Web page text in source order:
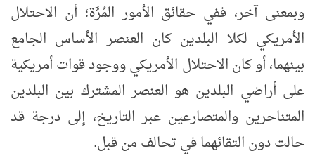
وبمعنى آخر، ففي حقائق الأمور المُرَّة؛ أن الاحتلال
الأمريكي لكلا البلدين كان العنصر الأساس الجامع
بينهما، أو كان الاحتلال الأمريكي ووجود قوات أمريكية
على أراضي البلدين هو العنصر المشترك بين البلدين
المتناحرين والمتصارعين عبر التاريخ، إلى درجة قد
حالت دون التقائهما في تحالف من قبل.